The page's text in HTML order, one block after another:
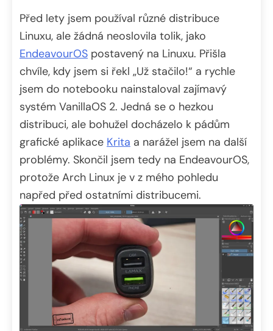
Před lety jsem používal různé distribuce
Linuxu, ale žádná neoslovila tolik, jako
EndeavourOS postavený na Linuxu. Přišla
chvíle, kdy jsem si řekl „Už stačilo!“ a rychle
jsem do notebooku nainstaloval zajímavý
systém VanillaOS 2. Jedná se o hezkou
distribuci, ale bohužel docházelo k pádům
grafické aplikace Krita a narážel jsem na další
problémy. Skončil jsem tedy na EndeavourOS,
protože Arch Linux je v z mého pohledu
napřed před ostatními distribucemi.